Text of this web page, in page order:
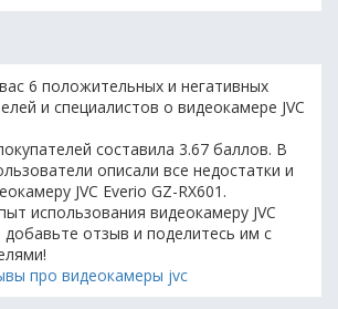
6 положительных и негативных
и специалистов о видеокамере JVC
составила 3.67 баллов. В
описали все недостатки и
JVC Everio GZ-RX601.
использования видеокамеру JVC
добавьте отзыв и поделитесь им с
про видеокамеры jvc